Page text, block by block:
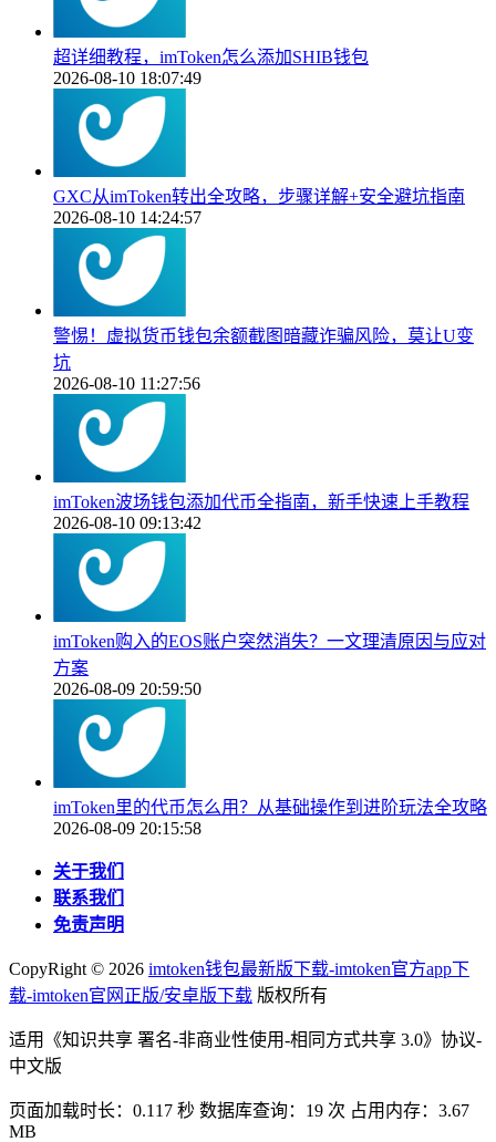
超详细教程，imToken怎么添加SHIB钱包
2026-08-10 18:07:49
GXC从imToken转出全攻略，步骤详解+安全避坑指南
2026-08-10 14:24:57
警惕！虚拟货币钱包余额截图暗藏诈骗风险，莫让U变
坑
2026-08-10 11:27:56
imToken波场钱包添加代币全指南，新手快速上手教程
2026-08-10 09:13:42
imToken购入的EOS账户突然消失？一文理清原因与应对
方案
2026-08-09 20:59:50
imToken里的代币怎么用？从基础操作到进阶玩法全攻略
2026-08-09 20:15:58
关于我们
联系我们
免责声明
CopyRight © 2026 imtoken钱包最新版下载-imtoken官方app下
载-imtoken官网正版/安卓版下载 版权所有
适用《知识共享 署名-非商业性使用-相同方式共享 3.0》协议-
中文版
页面加载时长：0.117 秒 数据库查询：19 次 占用内存：3.67
MB